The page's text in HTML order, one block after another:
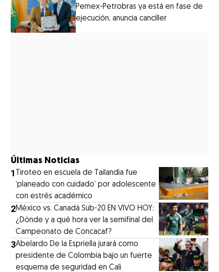
Pemex-Petrobras ya está en fase de
ejecución, anuncia canciller
Últimas Noticias
1
Tiroteo en escuela de Tailandia fue
‘planeado con cuidado’ por adolescente
con estrés académico
2México vs. Canadá Sub-20 EN VIVO HOY:
¿Dónde y a qué hora ver la semifinal del
Campeonato de Concacaf?
3Abelardo De la Espriella jurará como
presidente de Colombia bajo un fuerte
esquema de seguridad en Cali